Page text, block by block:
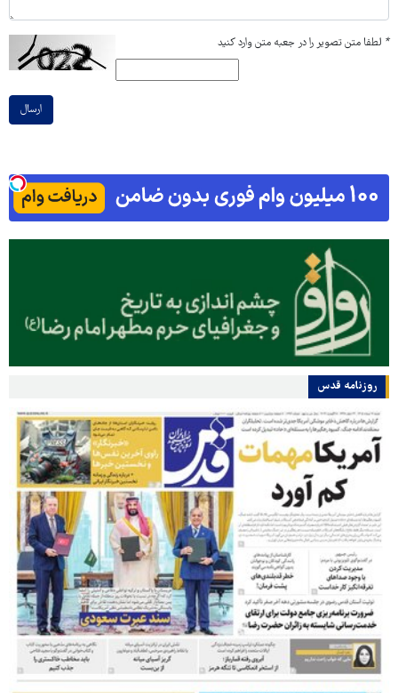
* لطفا متن تصویر را در جعبه متن وارد کنید
ارسال
روزنامه قدس